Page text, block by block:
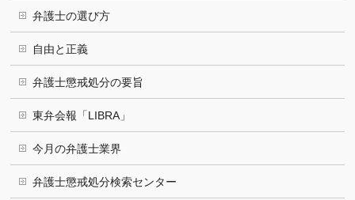
弁護士の選び方
自由と正義
弁護士懲戒処分の要旨
東弁会報「LIBRA」
今月の弁護士業界
弁護士懲戒処分検索センター